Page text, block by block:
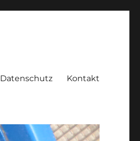
Datenschutz Kontakt